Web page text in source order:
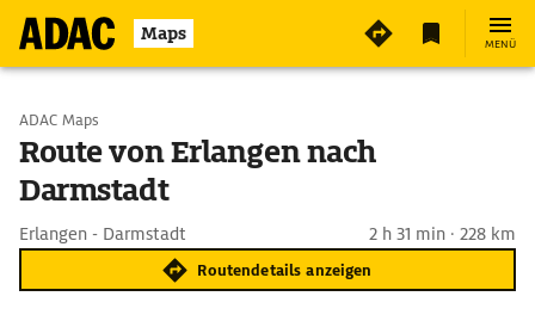
Maps MENÜ
Start wählen
Ziel eingeben
ADAC Maps
Route von Erlangen nach
Darmstadt
Erlangen - Darmstadt 2 h 31 min · 228 km
Routendetails anzeigen